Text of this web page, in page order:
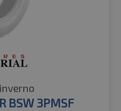
BSW 3PMSF